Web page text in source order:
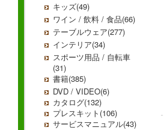
キッズ(49)
ワイン / 飲料 / 食品(66)
テーブルウェア(277)
インテリア(34)
スポーツ用品 / 自転車
(31)
書籍(385)
DVD / VIDEO(6)
カタログ(132)
プレスキット(106)
サービスマニュアル(43)